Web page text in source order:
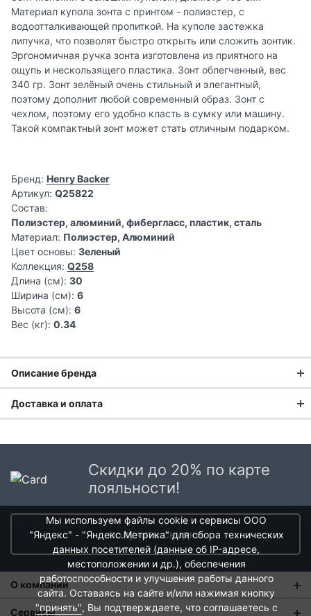
Материал купола зонта с принтом - полиэстер, с
водоотталкивающей пропиткой. На куполе застежка
липучка, что позволят быстро открыть или сложить зонтик.
Эргономичная ручка зонта изготовлена из приятного на
ощупь и нескользящего пластика. Зонт облегченный, вес
340 гр. Зонт зелёный очень стильный и элегантный,
поэтому дополнит любой современный образ. Зонт с
чехлом, поэтому его удобно класть в сумку или машину.
Такой компактный зонт может стать отличным подарком.
Бренд: Henry Backer
Артикул: Q25822
Состав:
Полиэстер, алюминий, фибергласс, пластик, сталь
Материал: Полиэстер, Алюминий
Цвет основы: Зеленый
Коллекция: Q258
Длина (см): 30
Ширина (см): 6
Высота (см): 6
Вес (кг): 0.34
Описание бренда
Доставка и оплата
Доставка в Москве и области
В Москве и Московской области доставка курьером до
Стоимость доставки в Москве в пределах МКАД399 руб.
в Московской Области и Москве за МКАД599 руб.
Интервал доставки по Московской области - с 10 до 22
При заказе в пункт выдачи СДЭК доставка по Москве
рассчитывается согласно тарифу СДЭК. Доставка в пункт
Скидки до 20% по карте
лояльности!
получить скидки
О компании
О нас
Сервисы
Мы используем файлы cookie и сервисы ООО
"Яндекс" - "Яндекс.Метрика" для сбора технических
данных посетителей (данные об IP-адресе,
местоположении и др.), обеспечения
работоспособности и улучшения работы данного
сайта. Оставаясь на сайте и/или нажимая кнопку
"принять", Вы подтверждаете, что соглашаетесь с